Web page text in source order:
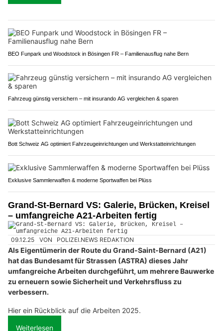
BEO Funpark und Woodstock in Bösingen FR – Familienausflug nahe Bern
Fahrzeug günstig versichern – mit insurando AG vergleichen & sparen
Bott Schweiz AG optimiert Fahrzeugeinrichtungen und Werkstatteinrichtungen
Exklusive Sammlerwaffen & moderne Sportwaffen bei Plüss
Grand-St-Bernard VS: Galerie, Brücken, Kreisel
– umfangreiche A21-Arbeiten fertig
09.12.25 VON POLIZEI.NEWS REDAKTION
Als Eigentümerin der Route du Grand-Saint-Bernard (A21)
hat das Bundesamt für Strassen (ASTRA) dieses Jahr
umfangreiche Arbeiten durchgeführt, um mehrere Bauwerke
zu erneuern sowie Sicherheit und Verkehrsfluss zu
verbessern.
Hier ein Rückblick auf die Arbeiten 2025.
Weiterlesen